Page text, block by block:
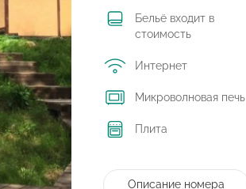
Бельё входит в
стоимость
Интернет
Микроволновая печь
Плита
Описание номера